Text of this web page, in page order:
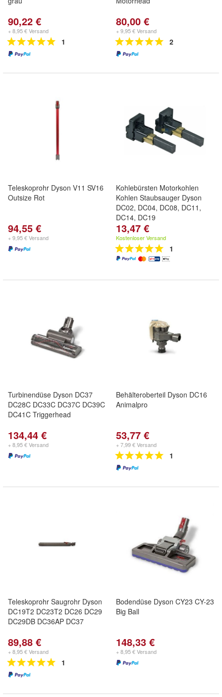
90,22 €
+ 8,95 € Versand
1
80,00 €
+ 9,95 € Versand
2
Teleskoprohr Dyson V11 SV16
Outsize Rot
94,55 €
+ 9,95 € Versand
Kohlebürsten Motorkohlen
Kohlen Staubsauger Dyson
DC02, DC04, DC08, DC11,
DC14, DC19
13,47 €
Kostenloser Versand
1
Turbinendüse Dyson DC37
DC28C DC33C DC37C DC39C
DC41C Triggerhead
134,44 €
+ 8,95 € Versand
Behälteroberteil Dyson DC16
Animalpro
53,77 €
+ 7,99 € Versand
1
Teleskoprohr Saugrohr Dyson
DC19T2 DC23T2 DC26 DC29
DC29DB DC36AP DC37
89,88 €
+ 8,95 € Versand
1
Bodendüse Dyson CY23 CY-23
Big Ball
148,33 €
+ 8,95 € Versand